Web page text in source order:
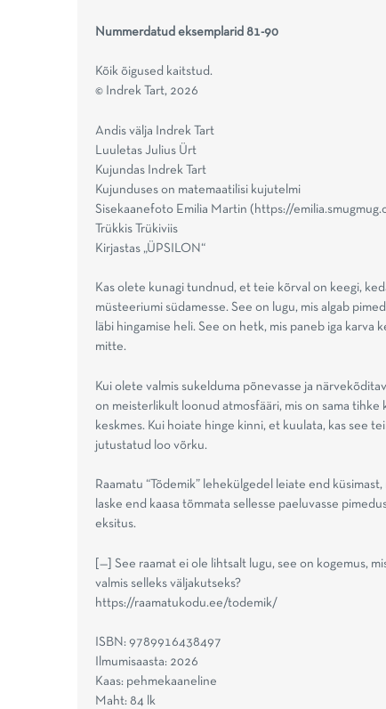
Nummerdatud eksemplarid 81-90
Kõik õigused kaitstud.
© Indrek Tart, 2026
Andis välja Indrek Tart
Luuletas Julius Ürt
Kujundas Indrek Tart
Kujunduses on matemaatilisi kujutelmi
Sisekaanefoto Emilia Martin (https://
Trükkis Trükiviis
Kirjastas „ÜPSILON“
Kas olete kunagi tundnud, et teie kõrval on keegi,
müsteeriumi südamesse. See on lugu, mis algab
läbi hingamise heli. See on hetk, mis paneb iga karva
mitte.
Kui olete valmis sukelduma põnevasse ja
on meisterlikult loonud atmosfääri, mis on sama
keskmes. Kui hoiate hinge kinni, et kuulata, kas see
jutustatud loo võrku.
Raamatu “Tõdemik” lehekülgedel leiate end
laske end kaasa tõmmata sellesse paeluvasse
eksitus.
[—] See raamat ei ole lihtsalt lugu, see on kogemus,
valmis selleks väljakutseks?
https://raamatukodu.ee/todemik/
ISBN: 9789916438497
Ilmumisaasta: 2026
Kaas: pehmekaaneline
Maht: 84 lk